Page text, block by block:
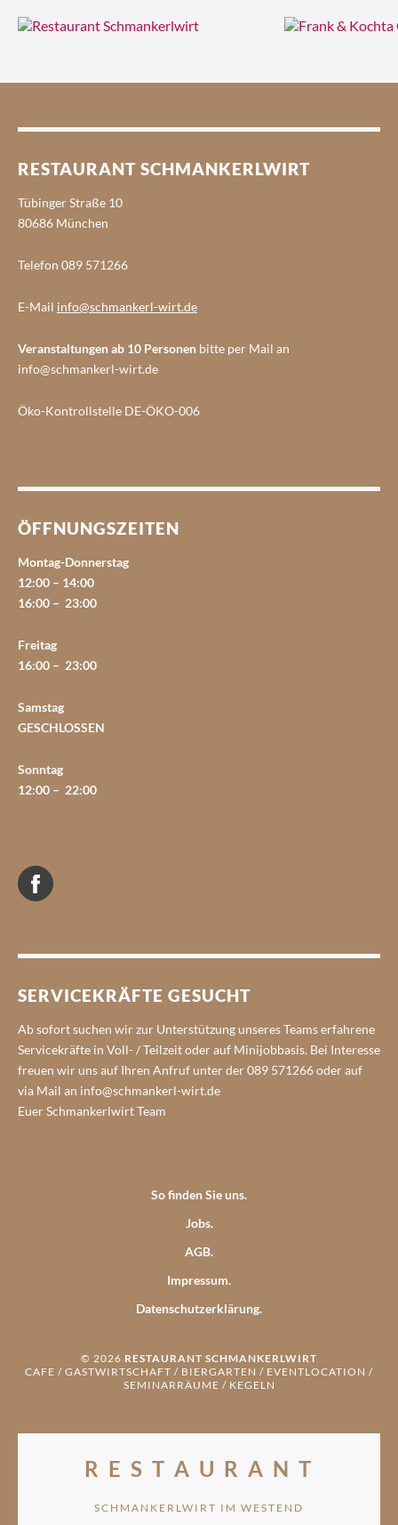
RESTAURANT SCHMANKERLWIRT
Tübinger Straße 10
80686 München
Telefon 089 571266
E-Mail info@schmankerl-wirt.de
Veranstaltungen ab 10 Personen bitte per Mail an
info@schmankerl-wirt.de
Öko-Kontrollstelle DE-ÖKO-006
ÖFFNUNGSZEITEN
Montag-Donnerstag
12:00 – 14:00
16:00 – 23:00
Freitag
16:00 – 23:00
Samstag
GESCHLOSSEN
Sonntag
12:00 – 22:00
Facebook
SERVICEKRÄFTE GESUCHT
Ab sofort suchen wir zur Unterstützung unseres Teams erfahrene
Servicekräfte in Voll- / Teilzeit oder auf Minijobbasis. Bei Interesse
freuen wir uns auf Ihren Anfruf unter der 089 571266 oder auf
via Mail an info@schmankerl-wirt.de
Euer Schmankerlwirt Team
So finden Sie uns
Jobs
AGB
Impressum
Datenschutzerklärung
© 2026 RESTAURANT SCHMANKERLWIRT
CAFE / GASTWIRTSCHAFT / BIERGARTEN / EVENTLOCATION /
SEMINARRÄUME / KEGELN
R E S T A U R A N T
SCHMANKERLWIRT IM WESTEND